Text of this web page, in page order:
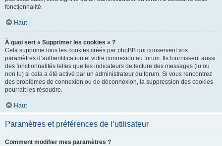
fonctionnalité.
Haut
À quoi sert « Supprimer les cookies » ?
Cela supprime tous les cookies créés par phpBB qui conservent vos
paramètres d’authentification et votre connexion au forum. Ils fournissent aussi
des fonctionnalités telles que les indicateurs de lecture des messages (lu ou
non lu) si cela a été activé par un administrateur du forum. Si vous rencontrez
des problèmes de connexion ou de déconnexion, la suppression des cookies
pourrait les résoudre.
Haut
Paramètres et préférences de l’utilisateur
Comment modifier mes paramètres ?